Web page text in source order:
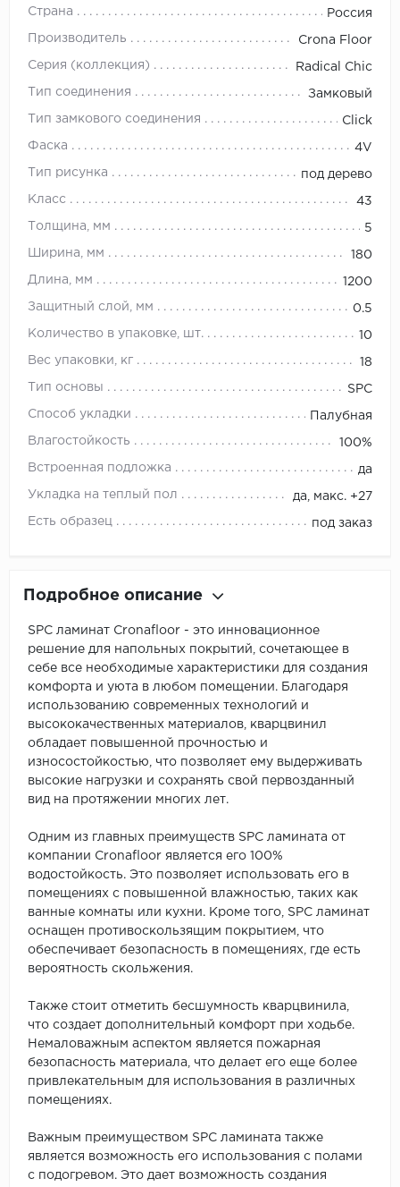
Страна Россия
Производитель Crona Floor
Серия (коллекция) Radical Chic
Тип соединения Замковый
Тип замкового соединения Click
Фаска 4V
Тип рисунка под дерево
Класс 43
Толщина, мм 5
Ширина, мм 180
Длина, мм 1200
Защитный слой, мм 0.5
Количество в упаковке, шт. 10
Вес упаковки, кг 18
Тип основы SPC
Способ укладки Палубная
Влагостойкость 100%
Встроенная подложка да
Укладка на теплый пол да, макс. +27
Есть образец под заказ
Подробное описание
SPC ламинат Cronafloor - это инновационное
решение для напольных покрытий, сочетающее в
себе все необходимые характеристики для создания
комфорта и уюта в любом помещении. Благодаря
использованию современных технологий и
высококачественных материалов, кварцвинил
обладает повышенной прочностью и
износостойкостью, что позволяет ему выдерживать
высокие нагрузки и сохранять свой первозданный
вид на протяжении многих лет.
Одним из главных преимуществ SPC ламината от
компании Cronafloor является его 100%
водостойкость. Это позволяет использовать его в
помещениях с повышенной влажностью, таких как
ванные комнаты или кухни. Кроме того, SPC ламинат
оснащен противоскользящим покрытием, что
обеспечивает безопасность в помещениях, где есть
вероятность скольжения.
Также стоит отметить бесшумность кварцвинила,
что создает дополнительный комфорт при ходьбе.
Немаловажным аспектом является пожарная
безопасность материала, что делает его еще более
привлекательным для использования в различных
помещениях.
Важным преимуществом SPC ламината также
является возможность его использования с полами
с подогревом. Это дает возможность создания